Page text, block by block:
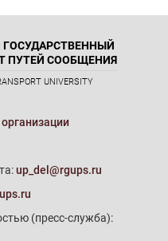
ПУТЕЙ СООБЩЕНИЯ
UNIVERSITY
up_del@rgups.ru
(пресс-служба):